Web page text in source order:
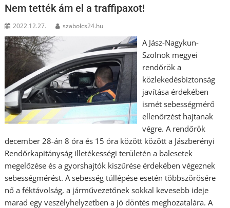
Nem tették ám el a traffipaxot!
2022.12.27. szabolcs24.hu
A Jász-Nagykun-
Szolnok megyei
rendőrök a
közlekedésbiztonság
javítása érdekében
ismét sebességmérő
ellenőrzést hajtanak
végre. A rendőrök
december 28-án 8 óra és 15 óra között között a Jászberényi
Rendőrkapitányság illetékességi területén a balesetek
megelőzése és a gyorshajtók kiszűrése érdekében végeznek
sebességmérést. A sebesség túllépése esetén többszörösére
nő a féktávolság, a járművezetőnek sokkal kevesebb ideje
marad egy veszélyhelyzetben a jó döntés meghozatalára. A